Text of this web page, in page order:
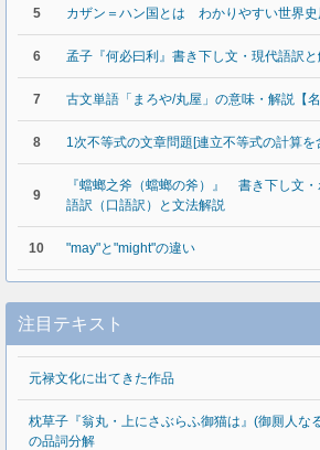
5 カザン＝ハン国とは わかりやすい世界史
6 孟子『何必曰利』書き下し文・現代語訳
7 古文単語「まろや/丸屋」の意味・解説【名
8 1次不等式の文章問題[連立不等式の計算を
9
『蟷螂之斧（蟷螂の斧）』 書き下し文
語訳（口語訳）と文法解説
10 "may"と"might"の違い
注目テキスト
元禄文化に出てきた作品
枕草子『翁丸・上にさぶらふ御猫は』(御厠人な
の品詞分解